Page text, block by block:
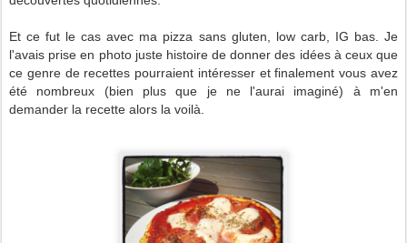
Et ce fut le cas avec ma pizza sans gluten, low carb, IG bas. Je
l'avais prise en photo juste histoire de donner des idées à ceux que
ce genre de recettes pourraient intéresser et finalement vous avez
été nombreux (bien plus que je ne l'aurai imaginé) à m'en
demander la recette alors la voilà.